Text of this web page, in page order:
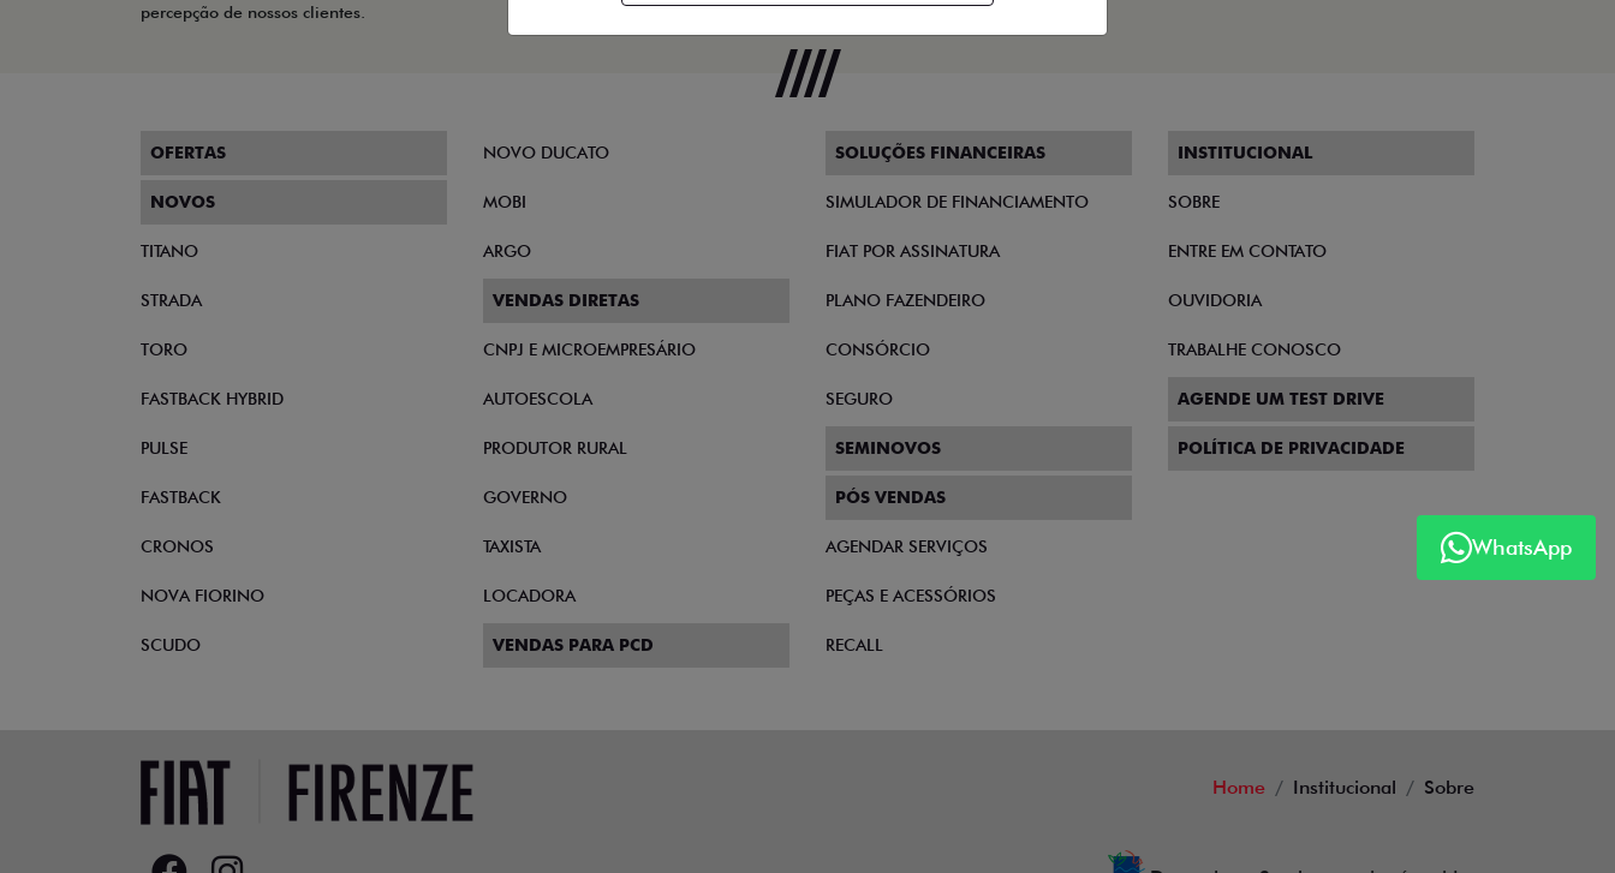
percepção de nossos clientes.
região Sul Fluminense.
WhatsApp
OFERTAS
NOVOS
TITANO
STRADA
TORO
FASTBACK HYBRID
PULSE
FASTBACK
CRONOS
NOVA FIORINO
SCUDO
NOVO DUCATO
MOBI
ARGO
VENDAS DIRETAS
CNPJ E MICROEMPRESÁRIO
AUTOESCOLA
PRODUTOR RURAL
GOVERNO
TAXISTA
LOCADORA
VENDAS PARA PCD
SOLUÇÕES FINANCEIRAS
SIMULADOR DE FINANCIAMENTO
FIAT POR ASSINATURA
PLANO FAZENDEIRO
CONSÓRCIO
SEGURO
SEMINOVOS
PÓS VENDAS
AGENDAR SERVIÇOS
PEÇAS E ACESSÓRIOS
RECALL
INSTITUCIONAL
SOBRE
ENTRE EM CONTATO
OUVIDORIA
TRABALHE CONOSCO
AGENDE UM TEST DRIVE
POLÍTICA DE PRIVACIDADE
Home Institucional Sobre